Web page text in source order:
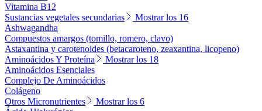
Vitamina B12
Sustancias vegetales secundarias
Mostrar los 16
Ashwagandha
Compuestos amargos (tomillo, romero, clavo)
Astaxantina y carotenoides (betacaroteno, zeaxantina, licopeno)
Aminoácidos Y Proteína
Mostrar los 18
Aminoácidos Esenciales
Complejo De Aminoácidos
Colágeno
Otros Micronutrientes
Mostrar los 6